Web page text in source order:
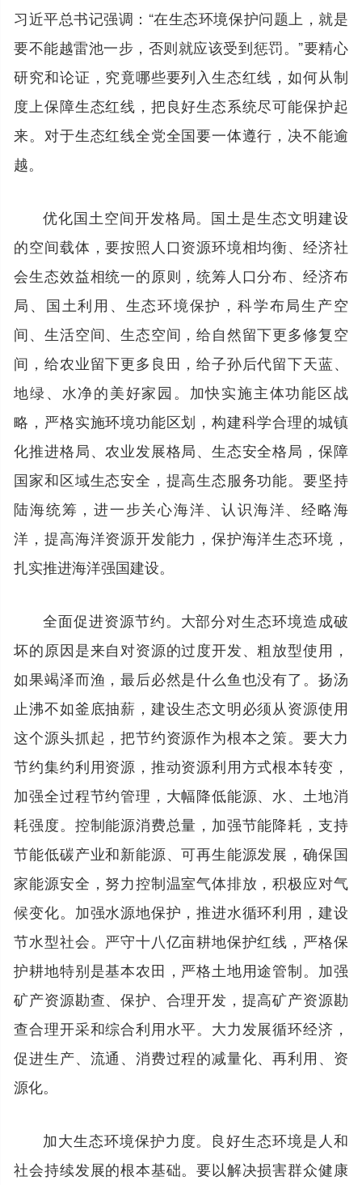
习近平总书记强调：“在生态环境保护问题上，就是
要不能越雷池一步，否则就应该受到惩罚。”要精心
研究和论证，究竟哪些要列入生态红线，如何从制
度上保障生态红线，把良好生态系统尽可能保护起
来。对于生态红线全党全国要一体遵行，决不能逾
越。
优化国土空间开发格局。国土是生态文明建设
的空间载体，要按照人口资源环境相均衡、经济社
会生态效益相统一的原则，统筹人口分布、经济布
局、国土利用、生态环境保护，科学布局生产空
间、生活空间、生态空间，给自然留下更多修复空
间，给农业留下更多良田，给子孙后代留下天蓝、
地绿、水净的美好家园。加快实施主体功能区战
略，严格实施环境功能区划，构建科学合理的城镇
化推进格局、农业发展格局、生态安全格局，保障
国家和区域生态安全，提高生态服务功能。要坚持
陆海统筹，进一步关心海洋、认识海洋、经略海
洋，提高海洋资源开发能力，保护海洋生态环境，
扎实推进海洋强国建设。
全面促进资源节约。大部分对生态环境造成破
坏的原因是来自对资源的过度开发、粗放型使用，
如果竭泽而渔，最后必然是什么鱼也没有了。扬汤
止沸不如釜底抽薪，建设生态文明必须从资源使用
这个源头抓起，把节约资源作为根本之策。要大力
节约集约利用资源，推动资源利用方式根本转变，
加强全过程节约管理，大幅降低能源、水、土地消
耗强度。控制能源消费总量，加强节能降耗，支持
节能低碳产业和新能源、可再生能源发展，确保国
家能源安全，努力控制温室气体排放，积极应对气
候变化。加强水源地保护，推进水循环利用，建设
节水型社会。严守十八亿亩耕地保护红线，严格保
护耕地特别是基本农田，严格土地用途管制。加强
矿产资源勘查、保护、合理开发，提高矿产资源勘
查合理开采和综合利用水平。大力发展循环经济，
促进生产、流通、消费过程的减量化、再利用、资
源化。
加大生态环境保护力度。良好生态环境是人和
社会持续发展的根本基础。要以解决损害群众健康